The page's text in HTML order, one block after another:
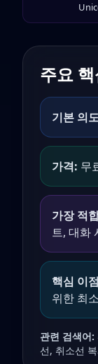
주요
기본 의
가격: 무
가장 적
트, 대화
핵심 이
위한 최
관련 검색어:
선, 취소선